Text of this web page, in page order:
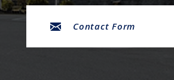
Contact Form